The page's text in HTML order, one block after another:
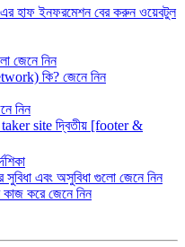
এর হাফ ইনফরমেশন বের করুন ওয়েবটুল
জেনে নিন
কি? জেনে নিন
নিন
site দ্বিতীয় [footer &
এবং অসুবিধা গুলো জেনে নিন
করে জেনে নিন